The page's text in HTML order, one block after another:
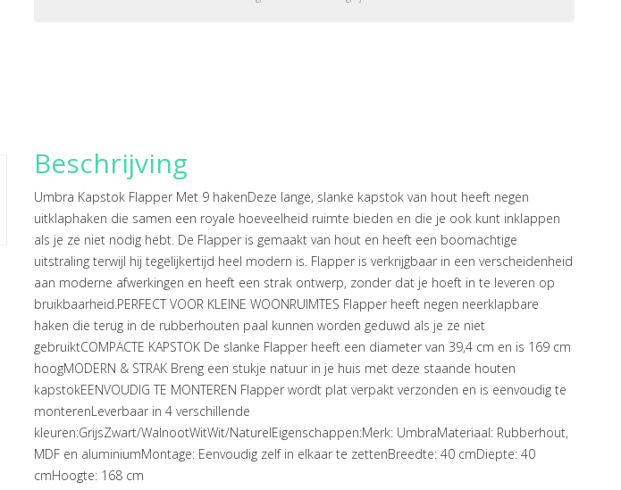
Beschrijving
Umbra Kapstok Flapper Met 9 hakenDeze lange, slanke kapstok van hout heeft negen
uitklaphaken die samen een royale hoeveelheid ruimte bieden en die je ook kunt inklappen
als je ze niet nodig hebt. De Flapper is gemaakt van hout en heeft een boomachtige
uitstraling terwijl hij tegelijkertijd heel modern is. Flapper is verkrijgbaar in een verscheidenheid
aan moderne afwerkingen en heeft een strak ontwerp, zonder dat je hoeft in te leveren op
bruikbaarheid.PERFECT VOOR KLEINE WOONRUIMTES Flapper heeft negen neerklapbare
haken die terug in de rubberhouten paal kunnen worden geduwd als je ze niet
gebruiktCOMPACTE KAPSTOK De slanke Flapper heeft een diameter van 39,4 cm en is 169 cm
hoogMODERN & STRAK Breng een stukje natuur in je huis met deze staande houten
kapstokEENVOUDIG TE MONTEREN Flapper wordt plat verpakt verzonden en is eenvoudig te
monterenLeverbaar in 4 verschillende
kleuren:GrijsZwart/WalnootWitWit/NaturelEigenschappen:Merk: UmbraMateriaal: Rubberhout,
MDF en aluminiumMontage: Eenvoudig zelf in elkaar te zettenBreedte: 40 cmDiepte: 40
cmHoogte: 168 cm